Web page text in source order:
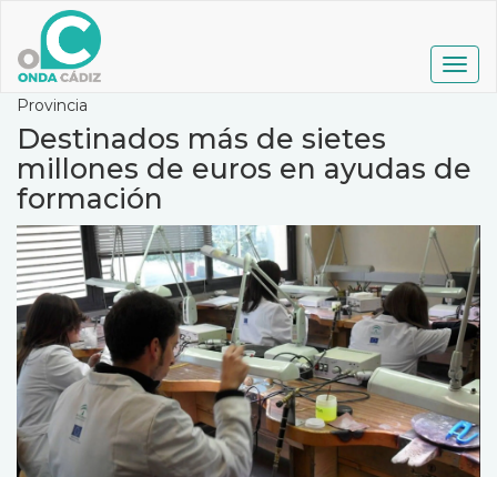
contenido
principal
Provincia
Destinados más de sietes
millones de euros en ayudas de
formación